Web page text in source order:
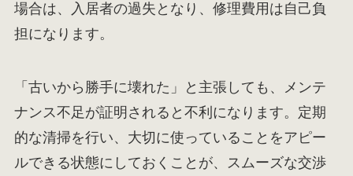
場合は、入居者の過失となり、修理費用は自己負
担になります。
「古いから勝手に壊れた」と主張しても、メンテ
ナンス不足が証明されると不利になります。定期
的な清掃を行い、大切に使っていることをアピー
ルできる状態にしておくことが、スムーズな交渉